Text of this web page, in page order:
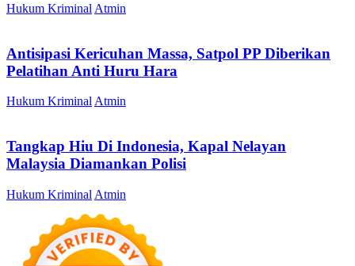
Hukum Kriminal Atmin
Antisipasi Kericuhan Massa, Satpol PP Diberikan
Pelatihan Anti Huru Hara
Hukum Kriminal Atmin
Tangkap Hiu Di Indonesia, Kapal Nelayan
Malaysia Diamankan Polisi
Hukum Kriminal Atmin